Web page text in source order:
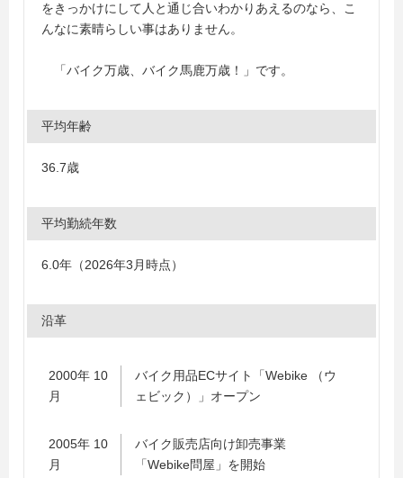
をきっかけにして人と通じ合いわかりあえるのなら、こ
んなに素晴らしい事はありません。
「バイク万歳、バイク馬鹿万歳！」です。
平均年齢
36.7歳
平均勤続年数
6.0年（2026年3月時点）
沿革
2000年 10
月
バイク用品ECサイト「Webike （ウ
ェビック）」オープン
2005年 10
月
バイク販売店向け卸売事業
「Webike問屋」を開始